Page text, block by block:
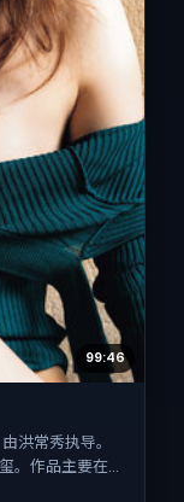
99:46
洪常秀执导。
。作品主要在美